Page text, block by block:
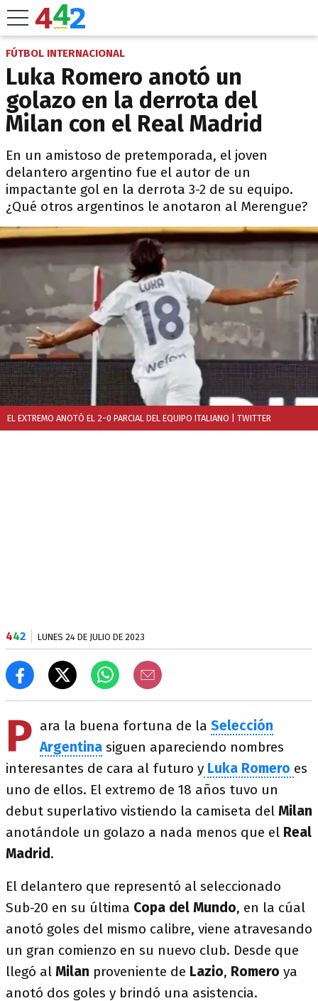
FÚTBOL INTERNACIONAL
Luka Romero anotó un
golazo en la derrota del
Milan con el Real Madrid
En un amistoso de pretemporada, el joven
delantero argentino fue el autor de un
impactante gol en la derrota 3-2 de su equipo.
¿Qué otros argentinos le anotaron al Merengue?
EL EXTREMO ANOTÓ EL 2-0 PARCIAL DEL EQUIPO ITALIANO | TWITTER
442 LUNES 24 DE JULIO DE 2023
P ara la buena fortuna de la Selección
Argentina siguen apareciendo nombres
interesantes de cara al futuro y Luka Romero es
uno de ellos. El extremo de 18 años tuvo un
debut superlativo vistiendo la camiseta del Milan
anotándole un golazo a nada menos que el Real
Madrid.
El delantero que representó al seleccionado
Sub-20 en su última Copa del Mundo, en la cúal
anotó goles del mismo calibre, viene atravesando
un gran comienzo en su nuevo club. Desde que
llegó al Milan proveniente de Lazio, Romero ya
anotó dos goles y brindó una asistencia.